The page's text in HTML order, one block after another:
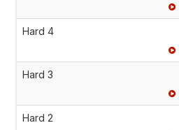
Hard 4
Hard 3
Hard 2